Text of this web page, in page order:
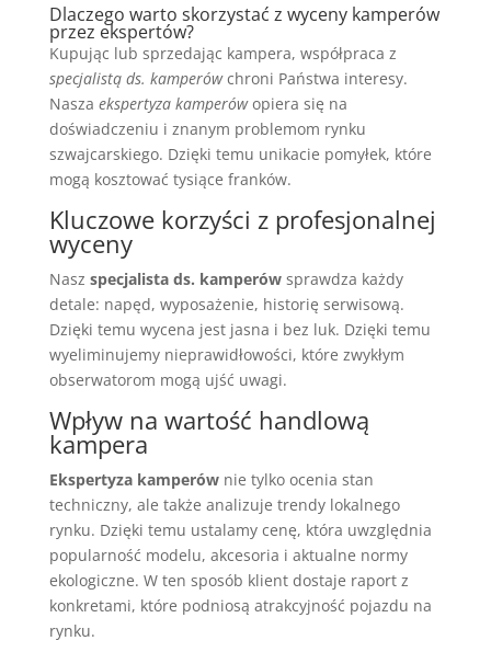
Dlaczego warto skorzystać z wyceny kamperów
przez ekspertów?
Kupując lub sprzedając kampera, współpraca z
specjalistą ds. kamperówchroni Państwa interesy.
Nasza ekspertyza kamperówopiera się na
doświadczeniu i znanym problemom rynku
szwajcarskiego. Dzięki temu unikacie pomyłek, które
mogą kosztować tysiące franków.
Kluczowe korzyści z profesjonalnej
wyceny
Nasz specjalista ds. kamperówsprawdza każdy
detale: napęd, wyposażenie, historię serwisową.
Dzięki temu wycena jest jasna i bez luk. Dzięki temu
wyeliminujemy nieprawidłowości, które zwykłym
obserwatorom mogą ujść uwagi.
Wpływ na wartość handlową
kampera
Ekspertyza kamperównie tylko ocenia stan
techniczny, ale także analizuje trendy lokalnego
rynku. Dzięki temu ustalamy cenę, która uwzględnia
popularność modelu, akcesoria i aktualne normy
ekologiczne. W ten sposób klient dostaje raport z
konkretami, które podniosą atrakcyjność pojazdu na
rynku.